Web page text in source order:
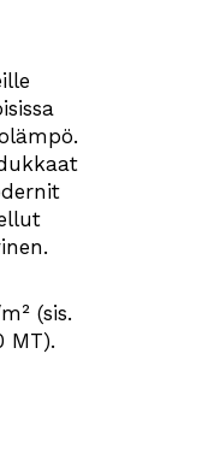
(sis.
MT).